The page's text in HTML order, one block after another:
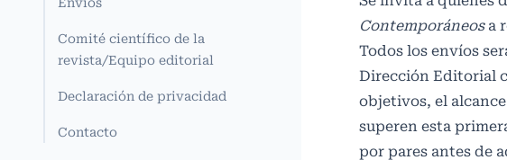
Comité científico de la
revista/Equipo editorial
Declaración de privacidad
Contacto
Contemporáneosa
Todos los envíos
Dirección Editorial
objetivos, el
superen esta
por pares antes de